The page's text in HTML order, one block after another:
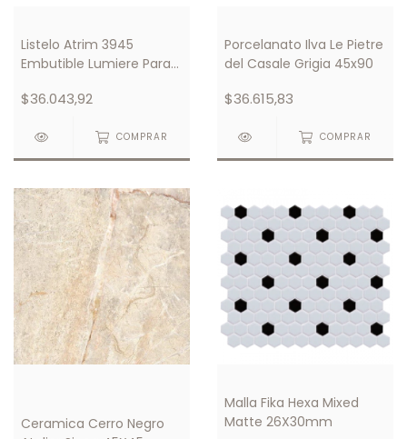
Listelo Atrim 3945
Embutible Lumiere Para
$36.043,92
COMPRAR
Porcelanato Ilva Le Pietre
del Casale Grigia 45x90
$36.615,83
COMPRAR
Ceramica Cerro Negro
Malla Fika Hexa Mixed
Matte 26X30mm